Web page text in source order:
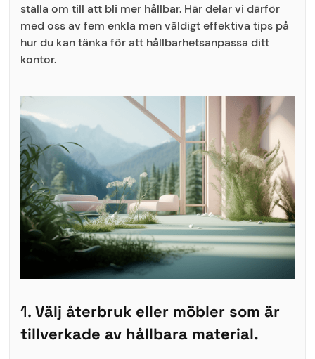
ställa om till att bli mer hållbar. Här delar vi därför
med oss av fem enkla men väldigt effektiva tips på
hur du kan tänka för att hållbarhetsanpassa ditt
kontor.
1. Välj återbruk eller möbler som är
tillverkade av hållbara material.